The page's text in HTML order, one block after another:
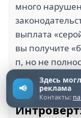
много
выплата
вы получите
п, но не
Далее →
📢
Здесь
реклама
Контакты: